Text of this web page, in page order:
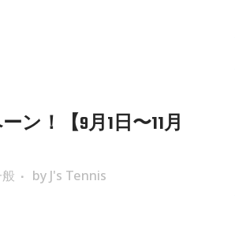
ン！【9月1日〜11月
by J's Tennis